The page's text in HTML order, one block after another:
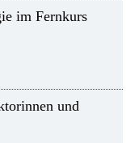
im Fernkurs
und